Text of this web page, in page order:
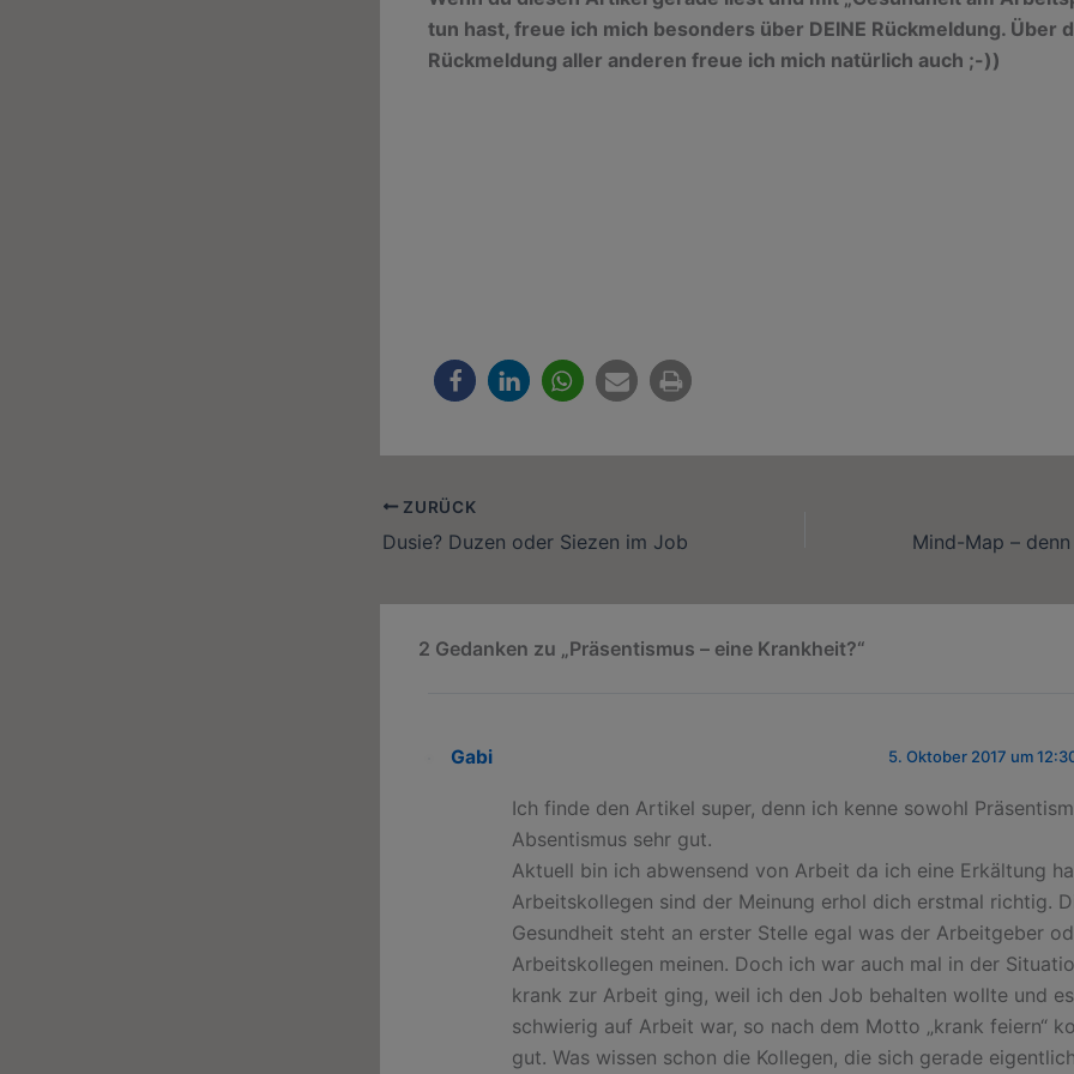
tun hast, freue ich mich besonders über DEINE Rückmeldung. Über
Rückmeldung aller anderen freue ich mich natürlich auch ;-))
ZURÜCK
Dusie? Duzen oder Siezen im Job
2 Gedanken zu „Präsentismus – eine Krankheit?“
Gabi 5. Oktober 2017 um
Ich finde den Artikel super, denn ich kenne sowohl
Absentismus sehr gut.
Aktuell bin ich abwensend von Arbeit da ich eine Erkältung
Arbeitskollegen sind der Meinung erhol dich erstmal richtig.
Gesundheit steht an erster Stelle egal was der Arbeitgeber
Arbeitskollegen meinen. Doch ich war auch mal in der
krank zur Arbeit ging, weil ich den Job behalten wollte und
schwierig auf Arbeit war, so nach dem Motto „krank feiern“
gut. Was wissen schon die Kollegen, die sich gerade